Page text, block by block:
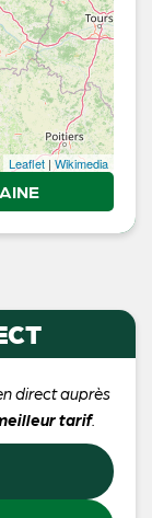
Leaflet | Wikimedia
direct auprès
tarif.